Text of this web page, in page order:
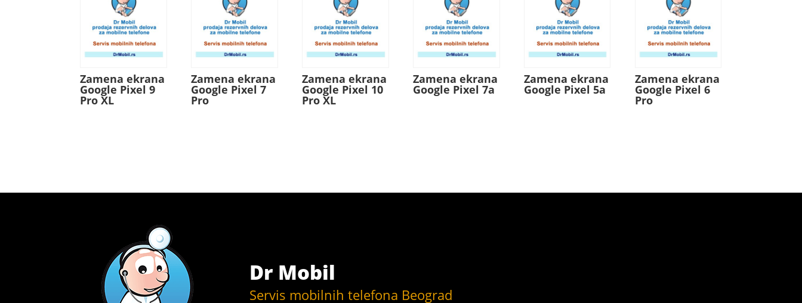
Zamena ekrana
Google Pixel 9
Pro XL
Zamena ekrana
Google Pixel 7
Pro
Zamena ekrana
Google Pixel 10
Pro XL
Zamena ekrana
Google Pixel 7a
Zamena ekrana
Google Pixel 5a
Zamena ekrana
Google Pixel 6
Pro
Dr Mobil
Servis mobilnih telefona Beograd